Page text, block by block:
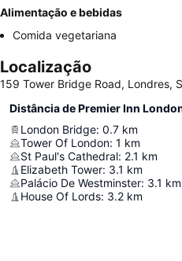
Alimentação e bebidas
Comida vegetariana
Localização
159 Tower Bridge Road, Londres,
Distância de Premier Inn
London Bridge: 0.7 km
Tower Of London: 1 km
St Paul's Cathedral: 2.1 km
Elizabeth Tower: 3.1 km
Palácio De Westminster: 3.1 km
House Of Lords: 3.2 km